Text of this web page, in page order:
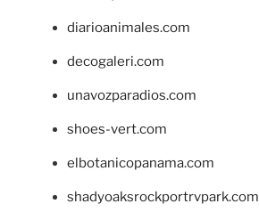
diarioanimales.com
decogaleri.com
unavozparadios.com
shoes-vert.com
elbotanicopanama.com
shadyoaksrockportrvpark.com